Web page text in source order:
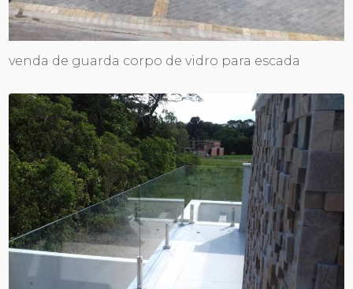
venda de guarda corpo de vidro para escada